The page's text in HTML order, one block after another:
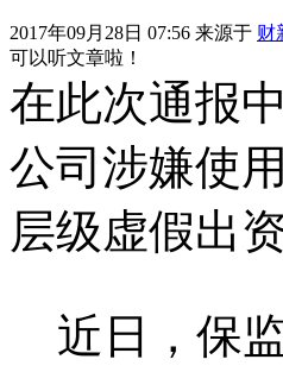
2017年09月28日 07:56 来源于 财
可以听文章啦！
在此次通报
公司涉嫌使
层级虚假出
近日，保